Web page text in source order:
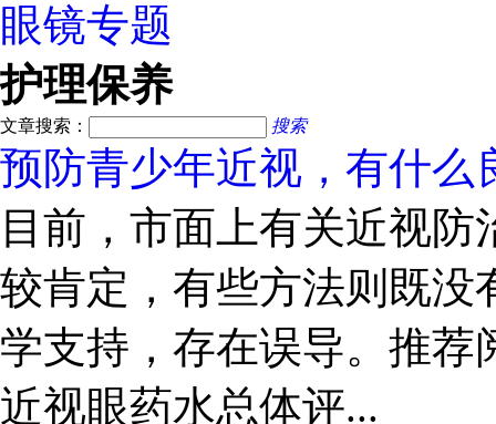
眼镜专题
护理保养
文章搜索： 搜索
预防青少年近视，有什么
目前，市面上有关近视
较肯定，有些方法则既没
学支持，存在误导。推荐
近视眼药水总体评...